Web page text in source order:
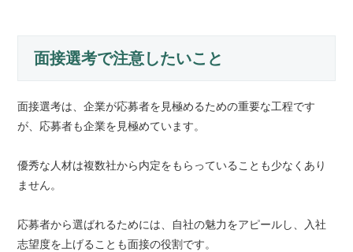
面接選考で注意したいこと
面接選考は、企業が応募者を見極めるための重要な工程です
が、応募者も企業を見極めています。
優秀な人材は複数社から内定をもらっていることも少なくあり
ません。
応募者から選ばれるためには、自社の魅力をアピールし、入社
志望度を上げることも面接の役割です。